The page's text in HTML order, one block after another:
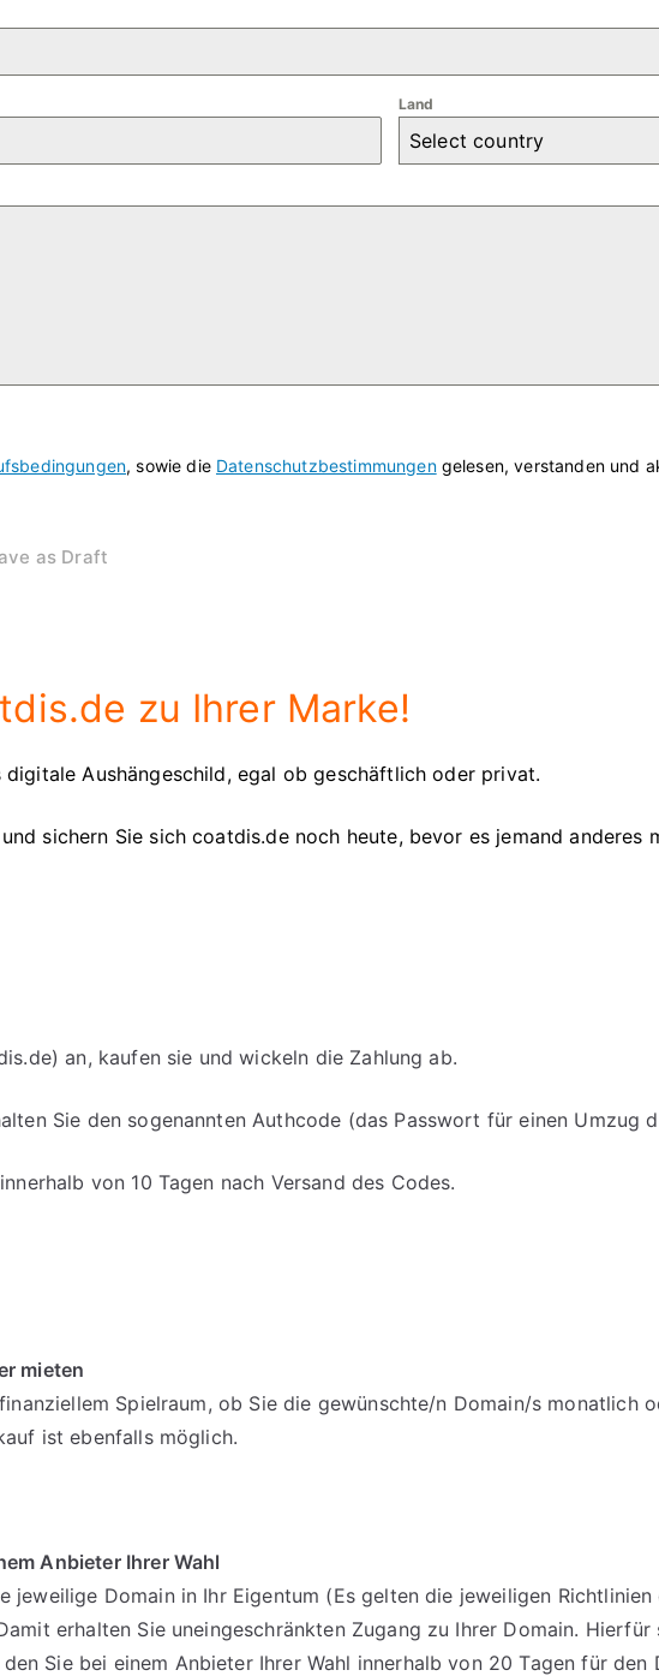
Land
Select country
, sowie die Datenschutzbestimmungengelesen, verstanden und
as Draft
zu Ihrer Marke!
Aushängeschild, egal ob geschäftlich oder privat.
sichern Sie sich coatdis.de noch heute, bevor es jemand anderes
an, kaufen sie und wickeln die Zahlung ab.
Sie den sogenannten Authcode (das Passwort für einen Umzug
von 10 Tagen nach Versand des Codes.
mieten
Spielraum, ob Sie die gewünschte/n Domain/s monatlich
ist ebenfalls möglich.
Anbieter Ihrer Wahl
jeweilige Domain in Ihr Eigentum (Es gelten die jeweiligen
erhalten Sie uneingeschränkten Zugang zu Ihrer Domain.
Sie bei einem Anbieter Ihrer Wahl innerhalb von 20 Tagen für den